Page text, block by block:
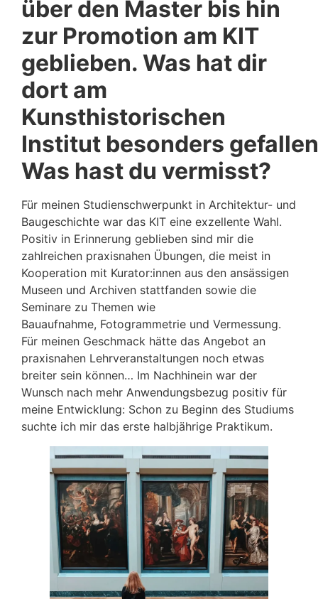
über den Master bis hin
zur Promotion am KIT
geblieben. Was hat dir
dort am
Kunsthistorischen
Institut besonders
Was hast du vermisst?
Für meinen Studienschwerpunkt in Architektur- und
Baugeschichte war das KIT eine exzellente Wahl.
Positiv in Erinnerung geblieben sind mir die
zahlreichen praxisnahen Übungen, die meist in
Kooperation mit Kurator:innen aus den ansässigen
Museen und Archiven stattfanden sowie die
Seminare zu Themen wie
Bauaufnahme, Fotogrammetrie und Vermessung.
Für meinen Geschmack hätte das Angebot an
praxisnahen Lehrveranstaltungen noch etwas
breiter sein können… Im Nachhinein war der
Wunsch nach mehr Anwendungsbezug positiv für
meine Entwicklung: Schon zu Beginn des Studiums
suchte ich mir das erste halbjährige Praktikum.